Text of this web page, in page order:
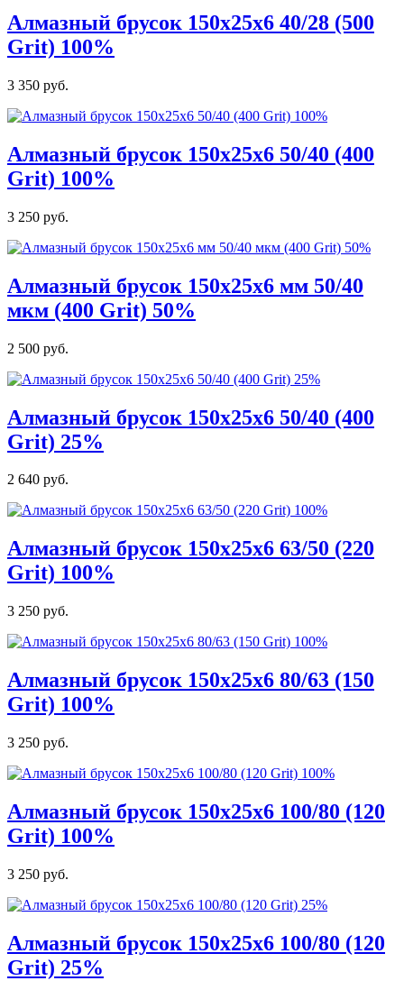
Алмазный брусок 150х25х6 40/28 (500
Grit) 100%
3 350 руб.
Алмазный брусок 150х25х6 50/40 (400
Grit) 100%
3 250 руб.
Алмазный брусок 150х25х6 мм 50/40
мкм (400 Grit) 50%
2 500 руб.
Алмазный брусок 150х25х6 50/40 (400
Grit) 25%
2 640 руб.
Алмазный брусок 150х25х6 63/50 (220
Grit) 100%
3 250 руб.
Алмазный брусок 150х25х6 80/63 (150
Grit) 100%
3 250 руб.
Алмазный брусок 150х25х6 100/80 (120
Grit) 100%
3 250 руб.
Алмазный брусок 150х25х6 100/80 (120
Grit) 25%